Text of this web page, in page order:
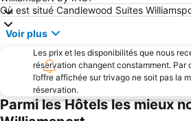
Où est situé Candlewood Suites
Voir plus
Les prix et les disponibilités que nous
réservation changent constamment. Par
l’offre affichée sur trivago ne soit pas la
réservation.
Parmi les Hôtels les mieux